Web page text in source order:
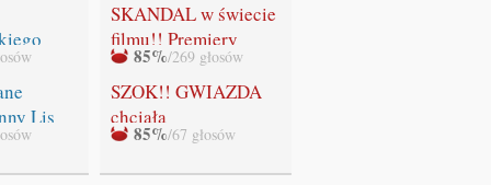
Lis
SKANDAL w świecie
filmu!! Premiery
ostatniej części
"Zmierzchu" NIE
BĘDZIE!!!
85%/269 głosów
SZOK!! GWIAZDA
chciała
WYSTRZELAĆ
swoich fanów!!!
85%/67 głosów